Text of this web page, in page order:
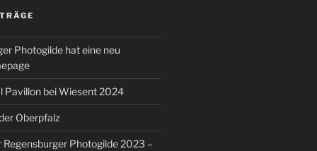
Photogilde hat eine neu
Pavillon bei Wiesent 2024
Oberpfalz
Regensburger Photogilde 2023 –